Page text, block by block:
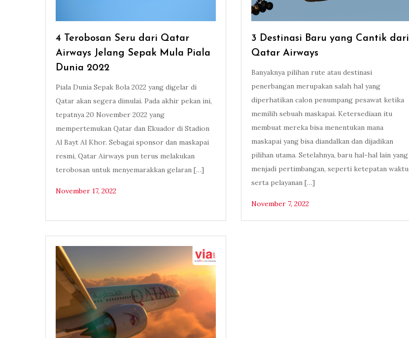
4 Terobosan Seru dari Qatar
Airways Jelang Sepak Mula Piala
Dunia 2022
Piala Dunia Sepak Bola 2022 yang digelar di
Qatar akan segera dimulai. Pada akhir pekan ini,
tepatnya 20 November 2022 yang
mempertemukan Qatar dan Ekuador di Stadion
Al Bayt Al Khor. Sebagai sponsor dan maskapai
resmi, Qatar Airways pun terus melakukan
terobosan untuk menyemarakkan gelaran […]
November 17, 2022
3 Destinasi Baru yang Cantik dari
Qatar Airways
Banyaknya pilihan rute atau destinasi
penerbangan merupakan salah hal yang
diperhatikan calon penumpang pesawat ketika
memilih sebuah maskapai. Ketersediaan itu
membuat mereka bisa menentukan mana
maskapai yang bisa diandalkan dan dijadikan
pilihan utama. Setelahnya, baru hal-hal lain yang
menjadi pertimbangan, seperti ketepatan waktu
serta pelayanan […]
November 7, 2022